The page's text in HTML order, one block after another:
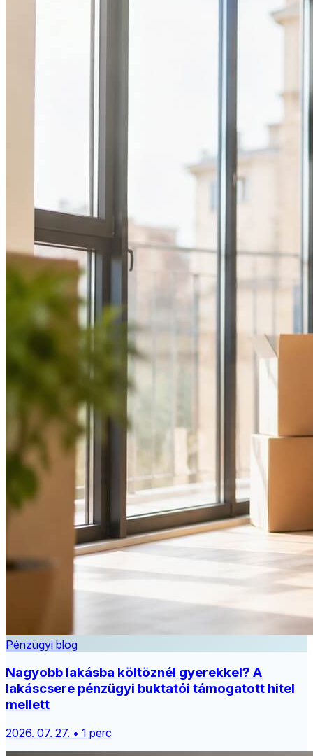
Pénzügyi blog
Nagyobb lakásba költöznél gyerekkel? A
lakáscsere pénzügyi buktatói támogatott hitel
mellett
2026. 07. 27. • 1 perc